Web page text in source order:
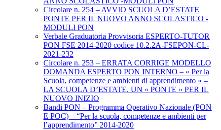
Circolare n. 254 – AVVIO SCUOLA D’ESTATE
PONTE PER IL NUOVO ANNO SCOLASTICO -
MODULI PON
Verbale Graduatoria Provvisoria ESPERTO-TUTOR
PON FSE 2014-2020 codice 10.2.2A-FSEPON-CL-
2021-232
Circolare n. 253 – ERRATA CORRIGE MODELLO
DOMANDA ESPERTO PON INTERNO – « Per la
Scuola, competenze e ambienti di apprendimento » –
LA SCUOLA D’ESTATE. UN « PONTE » PER IL
NUOVO INIZIO
Bandi PON – Programma Operativo Nazionale (PON
E POC) – “Per la scuola, competenze e ambienti per
l’apprendimento” 2014-2020